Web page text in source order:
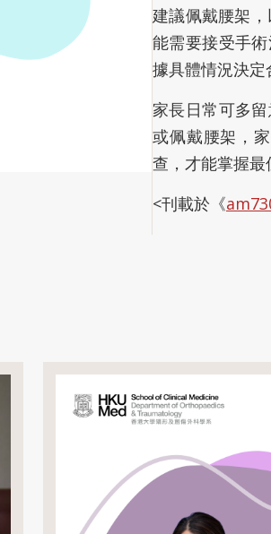
建議佩戴腰架
能需要接受手
據具體情況決定
家長日常可多
或佩戴腰架，
查，才能掌握最
<刊載於《